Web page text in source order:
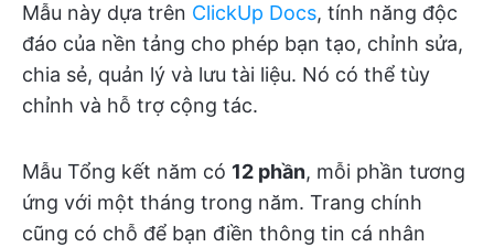
Mẫu này dựa trên ClickUp Docs, tính năng độc
đáo của nền tảng cho phép bạn tạo, chỉnh sửa,
chia sẻ, quản lý và lưu tài liệu. Nó có thể tùy
chỉnh và hỗ trợ cộng tác.
Mẫu Tổng kết năm có 12 phần, mỗi phần tương
ứng với một tháng trong năm. Trang chính
cũng có chỗ để bạn điền thông tin cá nhân